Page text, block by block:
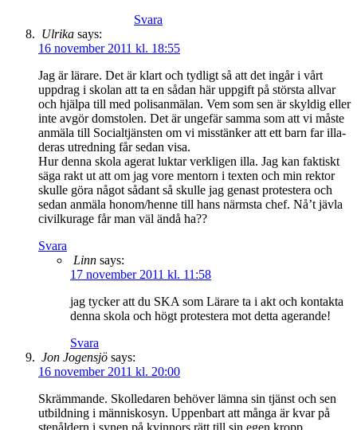
Svara
Ulrika says:
16 november 2011 kl. 18:55
Jag är lärare. Det är klart och tydligt så att det ingår i vårt
uppdrag i skolan att ta en sådan här uppgift på största allvar
och hjälpa till med polisanmälan. Vem som sen är skyldig eller
inte avgör domstolen. Det är ungefär samma som att vi måste
anmäla till Socialtjänsten om vi misstänker att ett barn far illa-
deras utredning får sedan visa.
Hur denna skola agerat luktar verkligen illa. Jag kan faktiskt
säga rakt ut att om jag vore mentorn i texten och min rektor
skulle göra något sådant så skulle jag genast protestera och
sedan anmäla honom/henne till hans närmsta chef. Nå’t jävla
civilkurage får man väl ändå ha??
Svara
Linn says:
17 november 2011 kl. 11:58
jag tycker att du SKA som Lärare ta i akt och kontakta
denna skola och högt protestera mot detta agerande!
Svara
Jon Jogensjö says:
16 november 2011 kl. 20:00
Skrämmande. Skolledaren behöver lämna sin tjänst och sen
utbildning i människosyn. Uppenbart att många är kvar på
stenåldern i synen på kvinnors rätt till sin egen kropp.